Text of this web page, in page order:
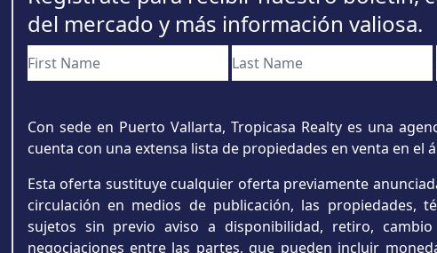
del mercado y más información valiosa.
Con sede en Puerto Vallarta, Tropicasa Realty es una
cuenta con una extensa lista de propiedades en venta en el
Esta oferta sustituye cualquier oferta previamente
circulación en medios de publicación, las propiedades,
sujetos sin previo aviso a disponibilidad, retiro,
negociaciones entre las partes, que pueden incluir